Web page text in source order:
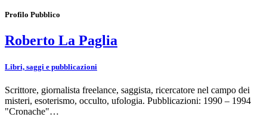
Profilo Pubblico
Roberto La Paglia
Libri, saggi e pubblicazioni
Scrittore, giornalista freelance, saggista, ricercatore nel campo dei
misteri, esoterismo, occulto, ufologia. Pubblicazioni: 1990 – 1994
"Cronache"…